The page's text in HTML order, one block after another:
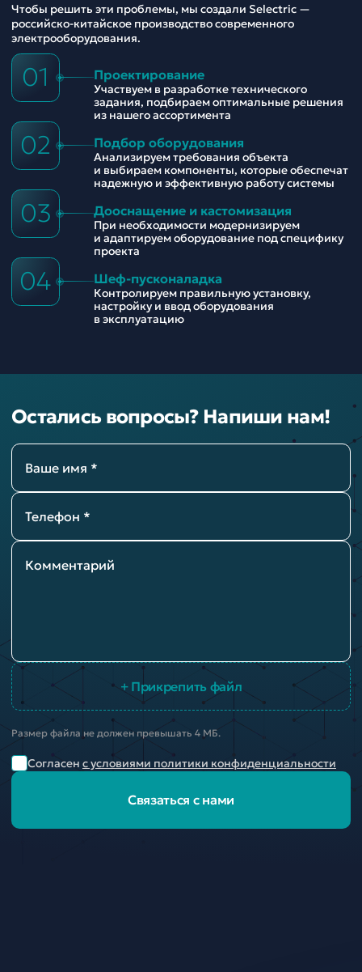
Чтобы решить эти проблемы, мы создали Selectric —
российско-китайское производство современного
электрооборудования.
01 Проектирование
Участвуем в разработке технического
задания, подбираем оптимальные решения
из нашего ассортимента
02 Подбор оборудования
Анализируем требования объекта
и выбираем компоненты, которые обеспечат
надежную и эффективную работу системы
03 Дооснащение и кастомизация
При необходимости модернизируем
и адаптируем оборудование под специфику
проекта
04 Шеф-пусконаладка
Контролируем правильную установку,
настройку и ввод оборудования
в эксплуатацию
Остались вопросы? Напиши нам!
Ваше имя *
Телефон *
Комментарий
+ Прикрепить файл
Размер файла не должен превышать 4 МБ.
Согласен с условиями политики конфиденциальности
Связаться с нами